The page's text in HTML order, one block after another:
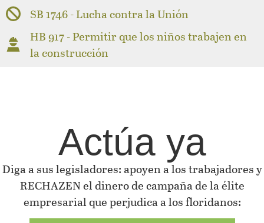
SB 1746 - Lucha contra la Unión
HB 917 - Permitir que los niños trabajen en
la construcción
Actúa ya
Diga a sus legisladores: apoyen a los trabajadores y
RECHAZEN el dinero de campaña de la élite
empresarial que perjudica a los floridanos: